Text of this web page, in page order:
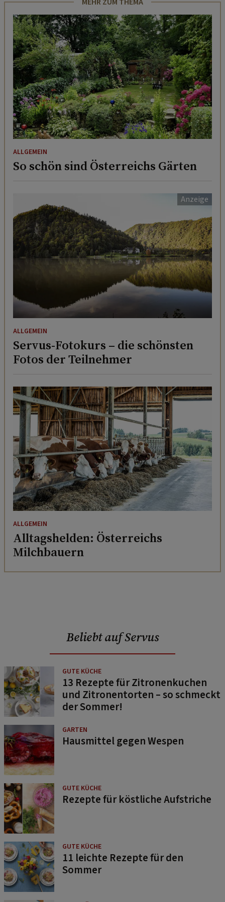
ALLGEMEIN
So schön sind Österreichs Gärten
ALLGEMEIN
Servus-Fotokurs – die schönsten
Fotos der Teilnehmer
ALLGEMEIN
Alltagshelden: Österreichs
Milchbauern
Beliebt auf Servus
GUTE KÜCHE
13 Rezepte für Zitronenkuchen
und Zitronentorten – so schmeckt
der Sommer!
GARTEN
Hausmittel gegen Wespen
GUTE KÜCHE
Rezepte für köstliche Aufstriche
GUTE KÜCHE
11 leichte Rezepte für den
Sommer